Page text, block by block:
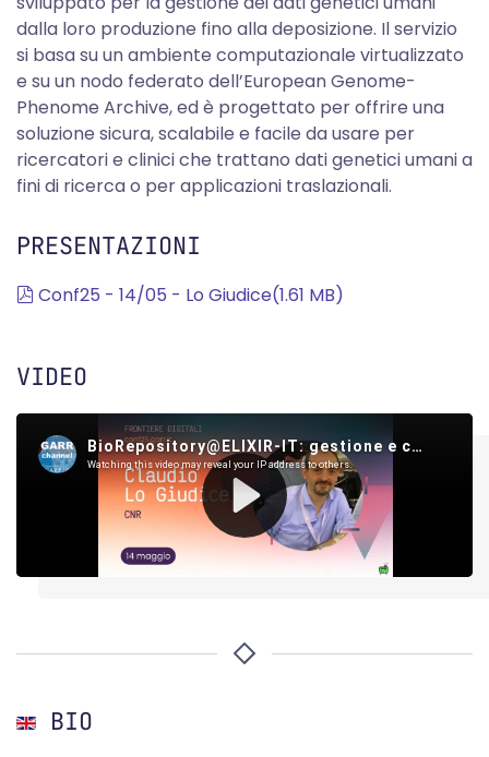
dalla loro produzione fino alla deposizione. Il servizio
si basa su un ambiente computazionale virtualizzato
e su un nodo federato dell’European Genome-
Phenome Archive, ed è progettato per offrire una
soluzione sicura, scalabile e facile da usare per
ricercatori e clinici che trattano dati genetici umani a
fini di ricerca o per applicazioni traslazionali.
PRESENTAZIONI
pdf
Conf25 - 14/05 - Lo Giudice(1.61 MB)
VIDEO
BIO